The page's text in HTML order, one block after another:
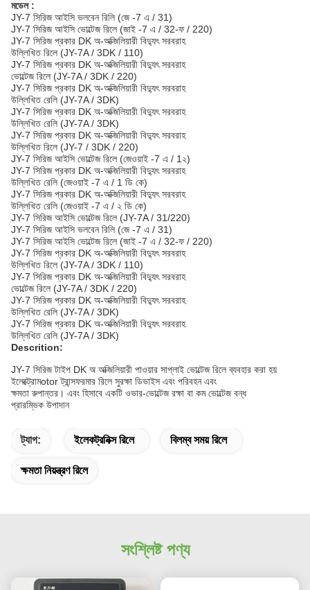
মডেল :
JY-7 সিরিজ আইসি ভলবেন রিলি (জে -7 এ / 31)
JY-7 সিরিজ আইসি ভোল্টেজ রিলে (জাই -7 এ / 32-ফ / 220)
JY-7 সিরিজ প্রকার DK অ-অক্জিলিয়ারী বিদ্যুৎ সরবরাহ
উল্লিখিত রিলে (JY-7A / 3DK / 110)
JY-7 সিরিজ প্রকার DK অ-অক্জিলিয়ারী বিদ্যুৎ সরবরাহ
ভোল্টেজ রিলে (JY-7A / 3DK / 220)
JY-7 সিরিজ প্রকার DK অ-অক্জিলিয়ারী বিদ্যুৎ সরবরাহ
উল্লিখিত রেলি (JY-7A / 3DK)
JY-7 সিরিজ প্রকার DK অ-অক্জিলিয়ারী বিদ্যুৎ সরবরাহ
উল্লিখিত রেলি (JY-7A / 3DK)
JY-7 সিরিজ প্রকার DK অ-অক্জিলিয়ারী বিদ্যুৎ সরবরাহ
উল্লিখিত রিলে (JY-7 / 3DK / 220)
JY-7 সিরিজ আইসি ভোল্টেজ রিলে (জেওয়াই -7 এ / 1২)
JY-7 সিরিজ প্রকার DK অ-অক্জিলিয়ারী বিদ্যুৎ সরবরাহ
উল্লিখিত রেলি (জেওয়াই -7 এ / 1 ডি কে)
JY-7 সিরিজ প্রকার DK অ-অক্জিলিয়ারী বিদ্যুৎ সরবরাহ
উল্লিখিত রেলি (জেওয়াই -7 এ / ২ ডি কে)
JY-7 সিরিজ আইসি ভোল্টেজ রিলে (JY-7A / 31/220)
JY-7 সিরিজ আইসি ভলবেন রিলি (জে -7 এ / 31)
JY-7 সিরিজ আইসি ভোল্টেজ রিলে (জাই -7 এ / 32-ফ / 220)
JY-7 সিরিজ প্রকার DK অ-অক্জিলিয়ারী বিদ্যুৎ সরবরাহ
উল্লিখিত রিলে (JY-7A / 3DK / 110)
JY-7 সিরিজ প্রকার DK অ-অক্জিলিয়ারী বিদ্যুৎ সরবরাহ
ভোল্টেজ রিলে (JY-7A / 3DK / 220)
JY-7 সিরিজ প্রকার DK অ-অক্জিলিয়ারী বিদ্যুৎ সরবরাহ
উল্লিখিত রেলি (JY-7A / 3DK)
JY-7 সিরিজ প্রকার DK অ-অক্জিলিয়ারী বিদ্যুৎ সরবরাহ
উল্লিখিত রেলি (JY-7A / 3DK)
Descrition:
JY-7 সিরিজ টাইপ DK অ অক্জিলিয়ারী পাওয়ার সাপ্লাই ভোল্টেজ রিলে ব্যবহার করা হয়
ইলেক্ট্রোমotor ট্রান্সফরমার রিলে সুরক্ষা ডিভাইস এবং পরিবহন এবং
ক্ষমতা রুপান্তর। এবং হিসাবে একটি ওভার-ভোল্টেজ রক্ষা বা কম ভোল্টেজ বন্ধ
প্রারম্ভিক উপাদান
ট্যাগ: ইলেকট্রনিক্স রিলে বিলম্ব সময় রিলে
ক্ষমতা নিয়ন্ত্রণ রিলে
সংশ্লিষ্ট পণ্য